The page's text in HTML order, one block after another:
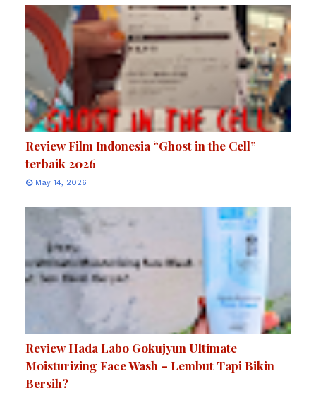
Review Film Indonesia “Ghost in the Cell”
terbaik 2026
May 14, 2026
Review Hada Labo Gokujyun Ultimate
Moisturizing Face Wash – Lembut Tapi Bikin
Bersih?